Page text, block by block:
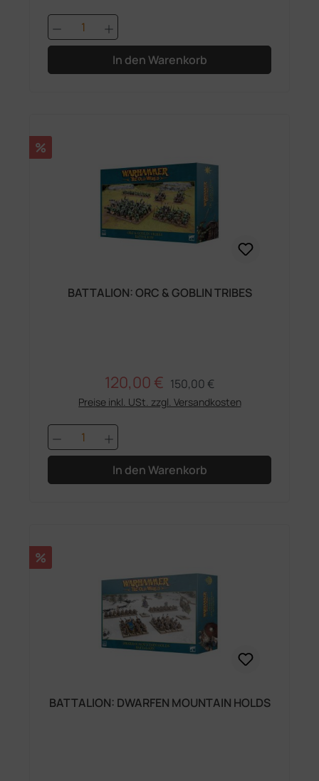
Produkt Anzahl: Gib den
In den Warenkorb
Rabatt
%
BATTALION: ORC & GOBLIN TRIBES
Verkaufspreis:
120,00 € Regulärer Preis:
150,00 €
Preise inkl. USt. zzgl. Versandkosten
Produkt Anzahl: Gib den
In den Warenkorb
Rabatt
%
BATTALION: DWARFEN MOUNTAIN HOLDS